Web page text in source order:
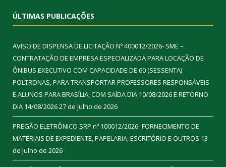
ÚLTIMAS PUBLICAÇÕES
AVISO DE DISPENSA DE LICITAÇÃO Nº 400012/2026- SME –
CONTRATAÇÃO DE EMPRESA ESPECIALIZADA PARA LOCAÇÃO DE
ÔNIBUS EXECUTIVO COM CAPACIDADE DE 60 (SESSENTA)
POLTRONAS, PARA TRANSPORTAR PROFESSORES RESPONSÁVEIS
E ALUNOS PARA BRASÍLIA, COM SAÍDA DIA 10/08/2026 E RETORNO
DIA 14/08/202627 de julho de 2026
PREGÃO ELETRÔNICO SRP nº 100012/2026- FORNECIMENTO DE
MATERIAIS DE EXPEDIENTE, PAPELARIA, ESCRITÓRIO E OUTROS 13
de julho de 2026